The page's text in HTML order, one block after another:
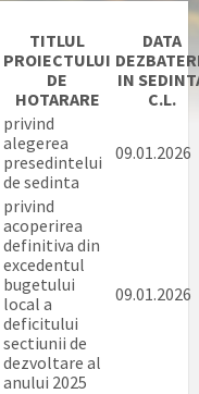
TITLUL
PROIECTULUI
DE
HOTARARE
DATA
IN
C.L.
privind
alegerea
presedintelui
de sedinta
09.01.2026
privind
acoperirea
definitiva din
excedentul
bugetului
local a
deficitului
sectiunii de
dezvoltare al
anului 2025
09.01.2026